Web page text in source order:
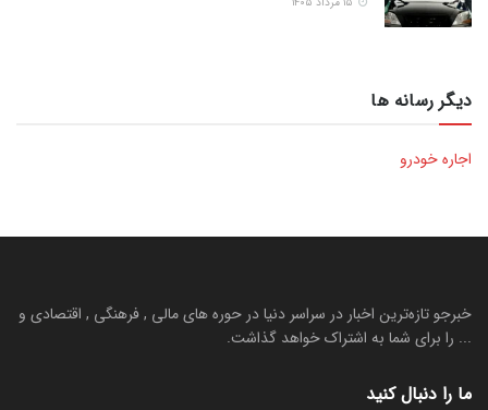
دیگر رسانه ها
اجاره خودرو
خبرجو تازه‌ترین اخبار در سراسر دنیا در حوره های مالی , فرهنگی , اقتصادی و
... را برای شما به اشتراک خواهد گذاشت.
ما را دنبال کنید